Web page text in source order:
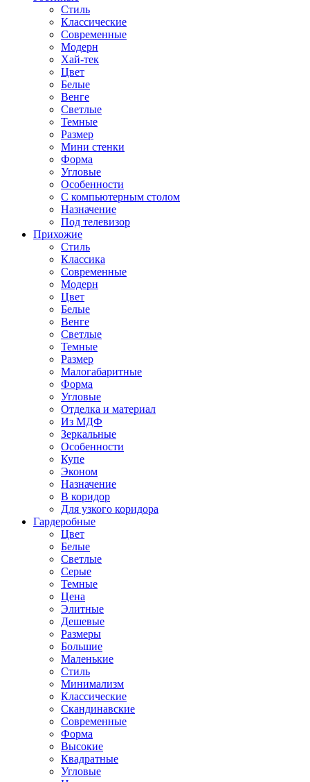
Стиль
Классические
Современные
Модерн
Хай-тек
Цвет
Белые
Венге
Светлые
Темные
Размер
Мини стенки
Форма
Угловые
Особенности
С компьютерным столом
Назначение
Под телевизор
Прихожие
Стиль
Классика
Современные
Модерн
Цвет
Белые
Венге
Светлые
Темные
Размер
Малогабаритные
Форма
Угловые
Отделка и материал
Из МДФ
Зеркальные
Особенности
Купе
Эконом
Назначение
В коридор
Для узкого коридора
Гардеробные
Цвет
Белые
Светлые
Серые
Темные
Цена
Элитные
Дешевые
Размеры
Большие
Маленькие
Стиль
Минимализм
Классические
Скандинавские
Современные
Форма
Высокие
Квадратные
Угловые